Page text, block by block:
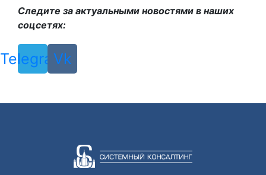
Следите за актуальными новостями в наших
соцсетях:
Telegram
Vk